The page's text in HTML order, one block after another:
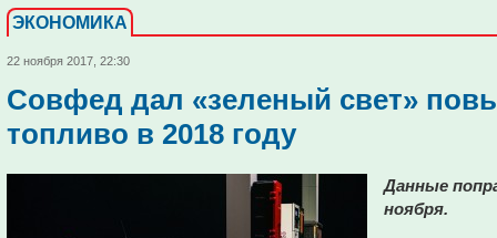
ЭКОНОМИКА
22 ноября 2017, 22:30
Совфед дал «зеленый свет»
топливо в 2018 году
Данные
ноября.